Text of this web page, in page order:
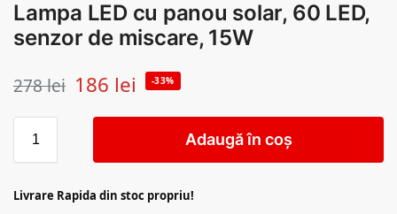
Lampa LED cu panou solar, 60 LED,
senzor de miscare, 15W
278lei 186 lei -33%
Adaugă în coș
Livrare Rapida din stoc propriu!